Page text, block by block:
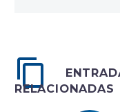
RELACIONADAS